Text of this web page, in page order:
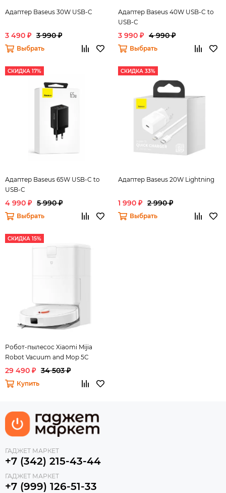
Адаптер Baseus 30W USB-C
3 490 ₽ 3 990 ₽
Выбрать
Адаптер Baseus 40W USB-C to
USB-C
3 990 ₽ 4 990 ₽
Выбрать
СКИДКА 17%
Адаптер Baseus 65W USB-C to
USB-C
4 990 ₽ 5 990 ₽
Выбрать
СКИДКА 33%
Адаптер Baseus 20W Lightning
1 990 ₽ 2 990 ₽
Выбрать
СКИДКА 15%
Робот-пылесос Xiaomi Mijia
Robot Vacuum and Mop 5C
29 490 ₽ 34 503 ₽
Купить
ГАДЖЕТ МАРКЕТ
+7 (342) 215-43-44
ГАДЖЕТ МАРКЕТ
+7 (999) 126-51-33